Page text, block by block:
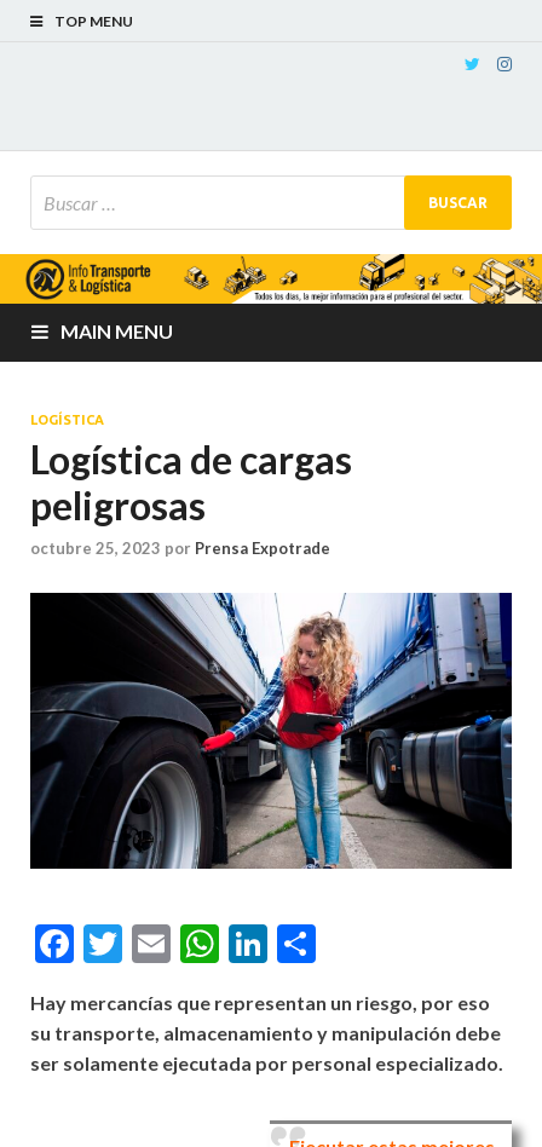
TOP MENU
MAIN MENU
LOGÍSTICA
Logística de cargas
peligrosas
octubre 25, 2023 por Prensa Expotrade
Facebook
Twitter
EmailWhatsApp
LinkedIn
Hay mercancías que representan un riesgo, por eso
su transporte, almacenamiento y manipulación debe
ser solamente ejecutada por personal especializado.